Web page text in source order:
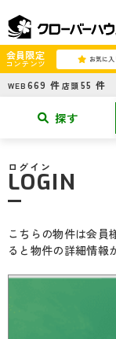
会員限定
コンテンツ お気に入
WEB 669 件 店頭 55 件
探す
ログイン
LOGIN
こちらの物件は会員
ると物件の詳細情報